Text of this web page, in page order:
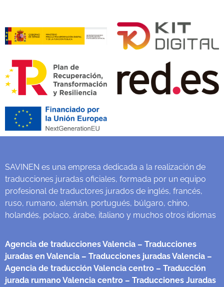
SAVINEN es una empresa dedicada a la realización de
traducciones juradas oficiales, formada por un equipo
profesional de traductores jurados de inglés, francés,
ruso, rumano, alemán, portugués, búlgaro, chino,
holandés, polaco, árabe, italiano y muchos otros idiomas
Agencia de traducciones Valencia – Traducciones
juradas en Valencia – Traducciones juradas Valencia –
Agencia de traducción Valencia centro – Traducción
jurada rumano Valencia centro – Traducciones Juradas